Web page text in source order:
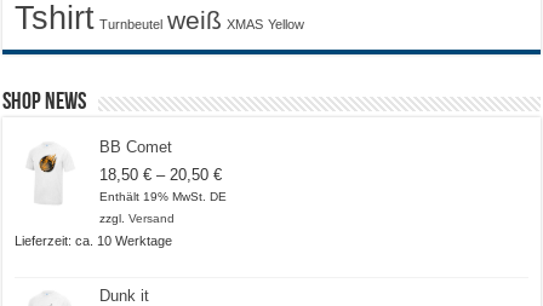
Tshirt Turnbeutel weiß XMAS Yellow
Shop News
BB Comet
18,50€ – 20,50€Preisspanne:
18,50 €
Enthält 19% MwSt. DE
zzgl.Versand
Lieferzeit: ca. 10 Werktage
Dunk it